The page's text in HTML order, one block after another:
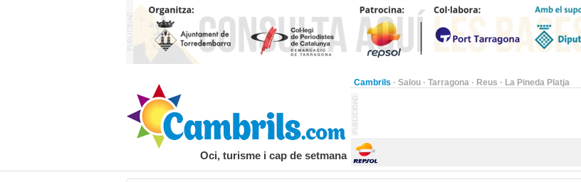
Cambrils · Salou · Tarragona · Reus · La Pineda Platja
Oci, turisme i cap de setmana